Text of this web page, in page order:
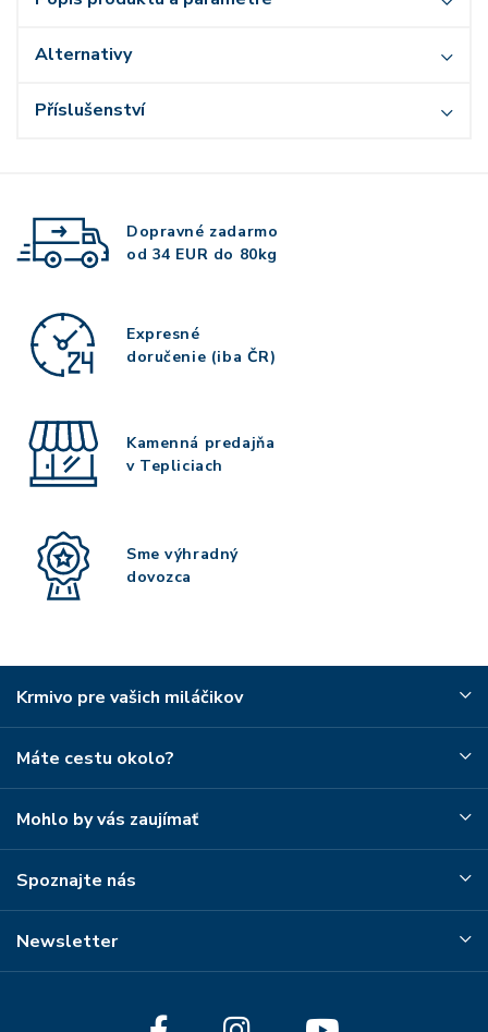
Alternativy
Příslušenství
Dopravné zadarmo
od 34 EUR do 80kg
Expresné
doručenie (iba ČR)
Kamenná predajňa
v Tepliciach
Sme výhradný
dovozca
Krmivo pre vašich miláčikov
Máte cestu okolo?
Mohlo by vás zaujímať
Spoznajte nás
Newsletter